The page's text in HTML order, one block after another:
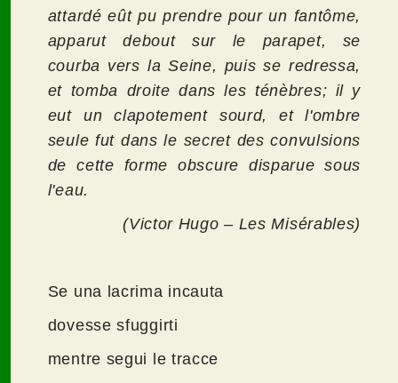
attardé eût pu prendre pour un fantôme,
apparut debout sur le parapet, se
courba vers la Seine, puis se redressa,
et tomba droite dans les ténèbres; il y
eut un clapotement sourd, et l'ombre
seule fut dans le secret des convulsions
de cette forme obscure disparue sous
l'eau.
(Victor Hugo – Les Misérables)
Se una lacrima incauta
dovesse sfuggirti
mentre segui le tracce